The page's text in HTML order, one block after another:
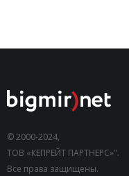
© 2000-2024,
ТОВ «КЕПРЕЙТ ПАРТНЕРС»".
Все права защищены.